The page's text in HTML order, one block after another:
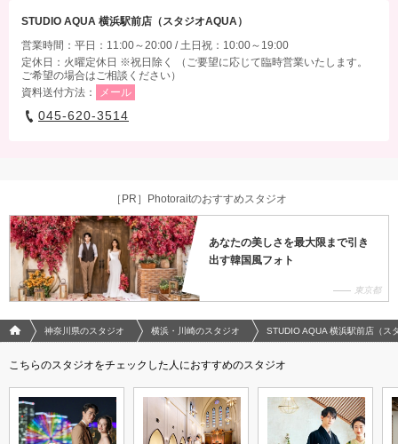
STUDIO AQUA 横浜駅前店（スタジオAQUA）
営業時間：平日：11:00～20:00 / 土日祝：10:00～19:00
定休日：火曜定休日 ※祝日除く （ご要望に応じて臨時営業いたします。
ご希望の場合はご相談ください）
資料送付方法：
メール
045-620-3514
［PR］Photoraitのおすすめスタジオ
あなたの美しさを最大限まで引き
出す韓国風フォト
東京都
フォトウエディング/結婚写真のPhotorait ホーム
神奈川県のスタジオ 横浜・川崎のスタジオ STUDIO AQUA 横浜駅前店（ス
こちらのスタジオをチェックした人におすすめのスタジオ